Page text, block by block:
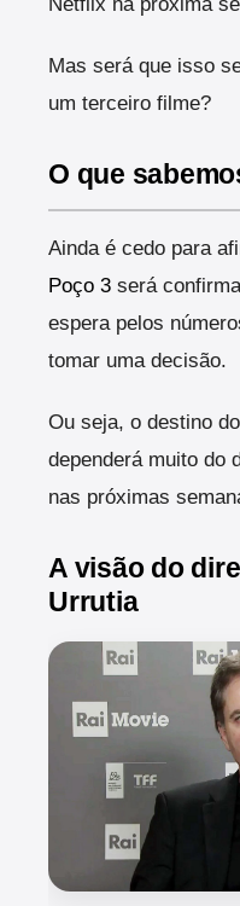
Mas será que isso
um terceiro filme?
O que
Ainda é cedo para
Poço 3 será
espera pelos
tomar uma decisão.
Ou seja, o destino
dependerá muito do
nas próximas
A visão do
Urrutia